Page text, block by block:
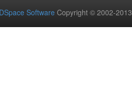
DSpace Software Copyright © 2002-2013